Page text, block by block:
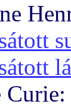
Curie: